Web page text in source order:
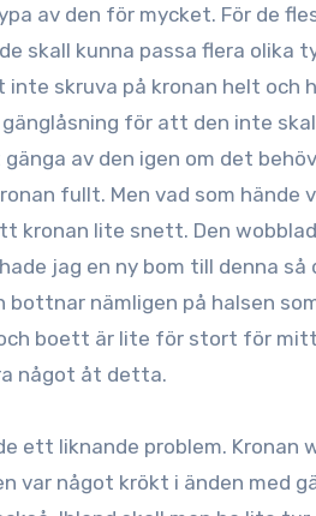
av den för mycket. För de
skall kunna passa flera olika
skruva på kronan helt och
för att den inte
av den igen om det
fullt. Men vad som hände
kronan lite snett. Den
jag en ny bom till denna
bottnar nämligen på halsen
boett är lite för stort för
något åt detta.
ett liknande problem.
var något krökt i änden med